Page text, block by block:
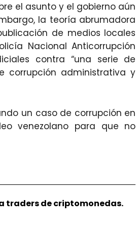
el asunto y el gobierno aún
la teoría abrumadora
de medios locales
Nacional Anticorrupción
contra “una serie de
corrupción administrativa y
un caso de corrupción en
venezolano para que no
traders de criptomonedas.